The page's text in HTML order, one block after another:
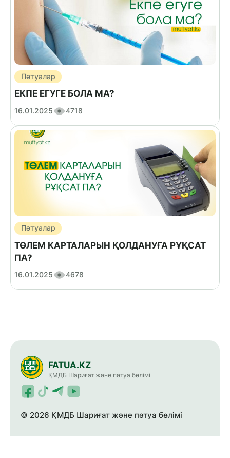
Пәтуалар
ЕКПЕ ЕГУГЕ БОЛА МА?
16.01.2025 4718
Пәтуалар
ТӨЛЕМ КАРТАЛАРЫН ҚОЛДАНУҒА РҰҚСАТ
ПА?
16.01.2025 4678
FATUA.KZ
ҚМДБ Шариғат және пәтуа бөлімі
© 2026 ҚМДБ Шариғат және пәтуа бөлімі